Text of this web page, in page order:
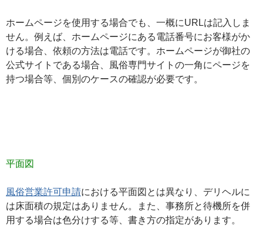
ホームページを使用する場合でも、一概にURLは記入しま
せん。例えば、ホームページにある電話番号にお客様がか
ける場合、依頼の方法は電話です。ホームページが御社の
公式サイトである場合、風俗専門サイトの一角にページを
持つ場合等、個別のケースの確認が必要です。
平面図
風俗営業許可申請における平面図 とは異なり、デリヘルに
は床面積の規定はありません。また、事務所と待機所を併
用する場合は色分けする等、書き方の指定があります。